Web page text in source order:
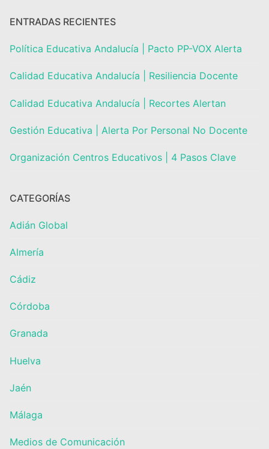
ENTRADAS RECIENTES
Política Educativa Andalucía | Pacto PP-VOX Alerta
Calidad Educativa Andalucía | Resiliencia Docente
Calidad Educativa Andalucía | Recortes Alertan
Gestión Educativa | Alerta Por Personal No Docente
Organización Centros Educativos | 4 Pasos Clave
CATEGORÍAS
Adián Global
Almería
Cádiz
Córdoba
Granada
Huelva
Jaén
Málaga
Medios de Comunicación